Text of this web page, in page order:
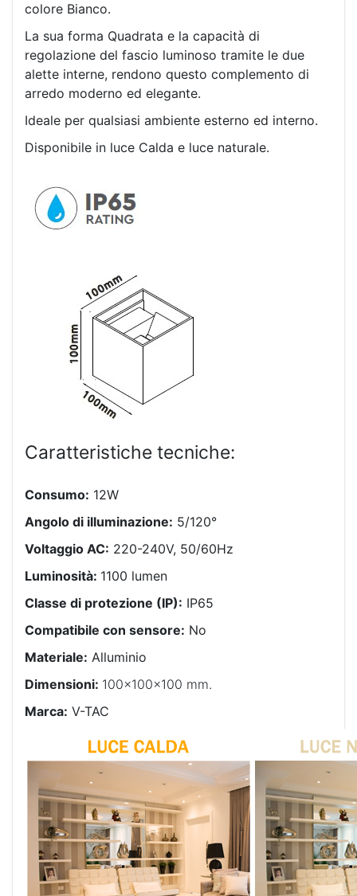
colore Bianco.
La sua forma Quadrata e la capacità di
regolazione del fascio luminoso tramite le due
alette interne, rendono questo complemento di
arredo moderno ed elegante.
Ideale per qualsiasi ambiente esterno ed interno.
Disponibile in luce Calda e luce naturale.
Caratteristiche tecniche:
Consumo: 12W
Angolo di illuminazione: 5/120°
Voltaggio AC: 220-240V, 50/60Hz
Luminosità: 1100 lumen
Classe di protezione (IP): IP65
Compatibile con sensore: No
Materiale: Alluminio
Dimensioni: 100x100x100 mm.
Marca: V-TAC